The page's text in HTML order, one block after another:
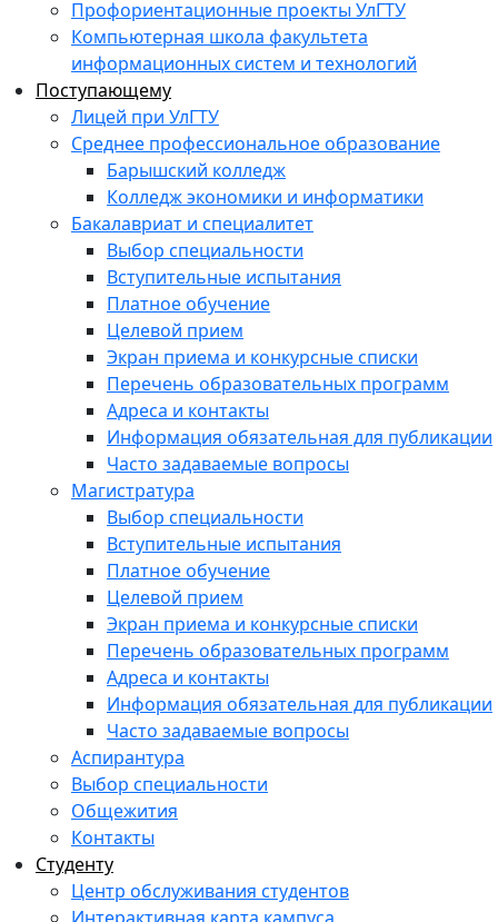
Профориентационные проекты УлГТУ
Компьютерная школа факультета
информационных систем и технологий
Поступающему
Лицей при УлГТУ
Среднее профессиональное образование
Барышский колледж
Колледж экономики и информатики
Бакалавриат и специалитет
Выбор специальности
Вступительные испытания
Платное обучение
Целевой прием
Экран приема и конкурсные списки
Перечень образовательных программ
Адреса и контакты
Информация обязательная для публикации
Часто задаваемые вопросы
Магистратура
Выбор специальности
Вступительные испытания
Платное обучение
Целевой прием
Экран приема и конкурсные списки
Перечень образовательных программ
Адреса и контакты
Информация обязательная для публикации
Часто задаваемые вопросы
Аспирантура
Выбор специальности
Общежития
Контакты
Студенту
Центр обслуживания студентов